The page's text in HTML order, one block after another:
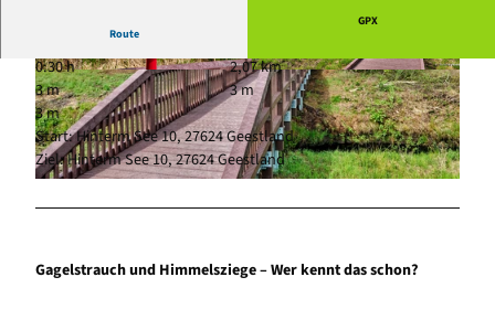
© Florian Trykowski, Cuxland-Tourismus, Floria
n Trykowski |
CC-BY
© Florian Trykowski, Cuxland-Tourismus, Floria
n Trykowski |CC-BY
Route
GPX
0:30 h
2,07 km
3 m
3 m
3 m
Start: Hinterm See 10, 27624 Geestland
Ziel: Hinterm See 10, 27624 Geestland
Gagelstrauch und Himmelsziege – Wer kennt das schon?